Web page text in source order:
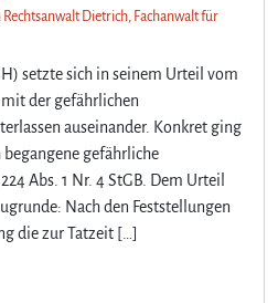
Rechtsanwalt Dietrich, Fachanwalt für
setzte sich in seinem Urteil vom
mit der gefährlichen
auseinander. Konkret ging
gefährliche
Abs. 1 Nr. 4 StGB. Dem Urteil
Nach den Feststellungen
die zur Tatzeit […]